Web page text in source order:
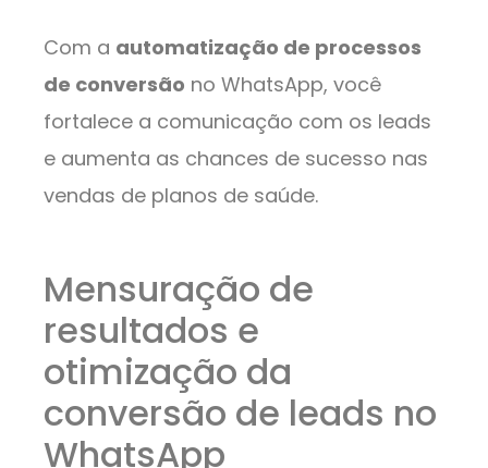
Com a automatização de processos
de conversão no WhatsApp, você
fortalece a comunicação com os leads
e aumenta as chances de sucesso nas
vendas de planos de saúde.
Mensuração de
resultados e
otimização da
conversão de leads no
WhatsApp